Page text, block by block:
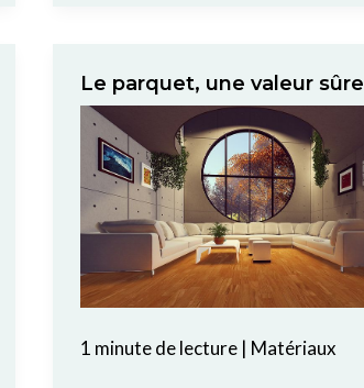
Le parquet, une valeur sûre
1 minute de lecture | Matériaux